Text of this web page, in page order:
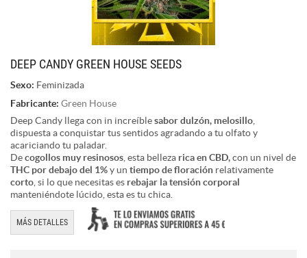
DEEP CANDY GREEN HOUSE SEEDS
Sexo: Feminizada
Fabricante: Green House
Deep Candy llega con in increíblesabor dulzón, melosillo
dispuesta a conquistar tus sentidos agradando a tu olfato y
acariciando tu paladar.
Decogollos muy resinosos , esta belleza rica en CBD,con un nivel de
THC por debajo del 1%y un tiempo de floración relativamente
corto , si lo que necesitas es rebajar la tensión corporal
manteniéndote lúcido, esta es tu chica.
MÁS DETALLES